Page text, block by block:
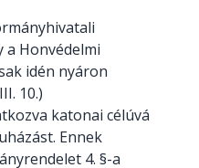
Honvédelmi
idén nyáron
10.)
katonai célúvá
Ennek
4. §-a